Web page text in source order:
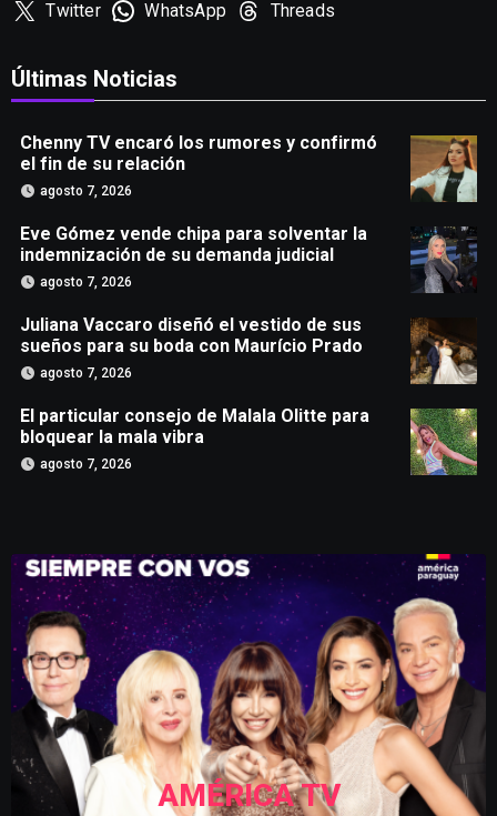
Twitter
WhatsApp Threads
Últimas Noticias
Chenny TV encaró los rumores y confirmó
el fin de su relación
agosto 7, 2026
Eve Gómez vende chipa para solventar la
indemnización de su demanda judicial
agosto 7, 2026
Juliana Vaccaro diseñó el vestido de sus
sueños para su boda con Maurício Prado
agosto 7, 2026
El particular consejo de Malala Olitte para
bloquear la mala vibra
agosto 7, 2026
AMÉRICA TV